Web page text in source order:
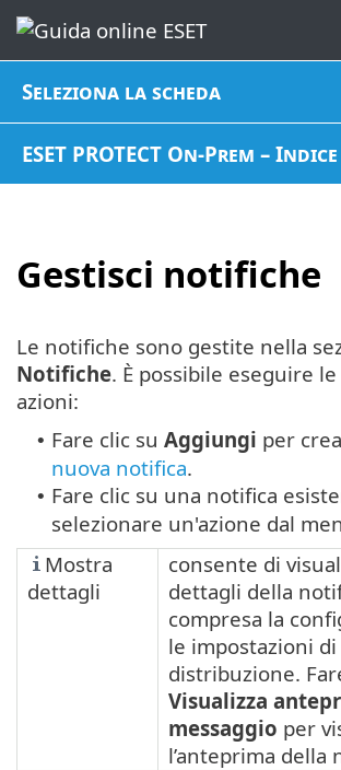
Seleziona la scheda
ESET PROTECT On-Prem – Indice
Gestisci notifiche
Le notifiche sono gestite nella
Notifiche. È possibile eseguire
azioni:
• Fare clic su Aggiungi per
nuova notifica.
• Fare clic su una notifica
selezionare un'azione dal
Mostra
dettagli
consente di
dettagli della
compresa la
le impostazioni di
distribuzione.
Visualizza
messaggio per
l’anteprima della